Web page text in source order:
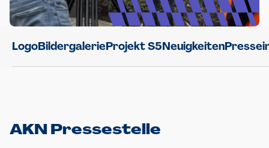
LogoBildergalerieProjekt S5Neuigkeiten
AKN Pressestelle